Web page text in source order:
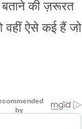
बताने की ज़रूरत
वहीं ऐसे कई हैं जो